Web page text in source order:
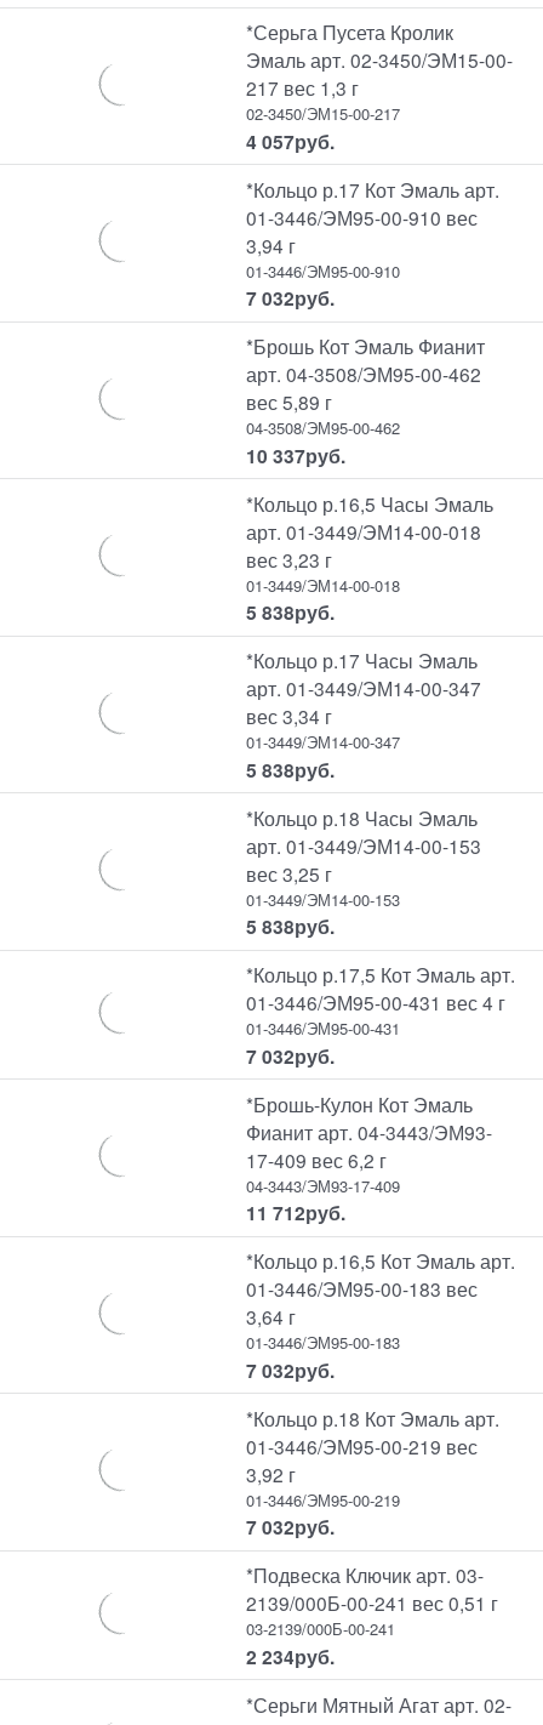
*Серьга Пусета Кролик
Эмаль арт. 02-3450/ЭМ15-00-
217 вес 1,3 г
02-3450/ЭМ15-00-217
4 057руб.
*Кольцо р.17 Кот Эмаль арт.
01-3446/ЭМ95-00-910 вес
3,94 г
01-3446/ЭМ95-00-910
7 032руб.
*Брошь Кот Эмаль Фианит
арт. 04-3508/ЭМ95-00-462
вес 5,89 г
04-3508/ЭМ95-00-462
10 337руб.
*Кольцо р.16,5 Часы Эмаль
арт. 01-3449/ЭМ14-00-018
вес 3,23 г
01-3449/ЭМ14-00-018
5 838руб.
*Кольцо р.17 Часы Эмаль
арт. 01-3449/ЭМ14-00-347
вес 3,34 г
01-3449/ЭМ14-00-347
5 838руб.
*Кольцо р.18 Часы Эмаль
арт. 01-3449/ЭМ14-00-153
вес 3,25 г
01-3449/ЭМ14-00-153
5 838руб.
*Кольцо р.17,5 Кот Эмаль арт.
01-3446/ЭМ95-00-431 вес 4 г
01-3446/ЭМ95-00-431
7 032руб.
*Брошь-Кулон Кот Эмаль
Фианит арт. 04-3443/ЭМ93-
17-409 вес 6,2 г
04-3443/ЭМ93-17-409
11 712руб.
*Кольцо р.16,5 Кот Эмаль арт.
01-3446/ЭМ95-00-183 вес
3,64 г
01-3446/ЭМ95-00-183
7 032руб.
*Кольцо р.18 Кот Эмаль арт.
01-3446/ЭМ95-00-219 вес
3,92 г
01-3446/ЭМ95-00-219
7 032руб.
*Подвеска Ключик арт. 03-
2139/000Б-00-241 вес 0,51 г
03-2139/000Б-00-241
2 234руб.
*Серьги Мятный Агат арт. 02-